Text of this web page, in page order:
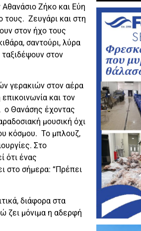
Ζήκο και Εύη
τους. Ζευγάρι και στη
στον ήχο τους
σαντούρι, λύρα
στον
γερακιών στον αέρα
και τον
ο Θανάσης έχοντας
μουσική όχι
κόσμου. Το μπλουζ,
Στο
ότι ένας
στο σήμερα: “Πρέπει
διάφορα στα
ζει μόνιμα η αδερφή